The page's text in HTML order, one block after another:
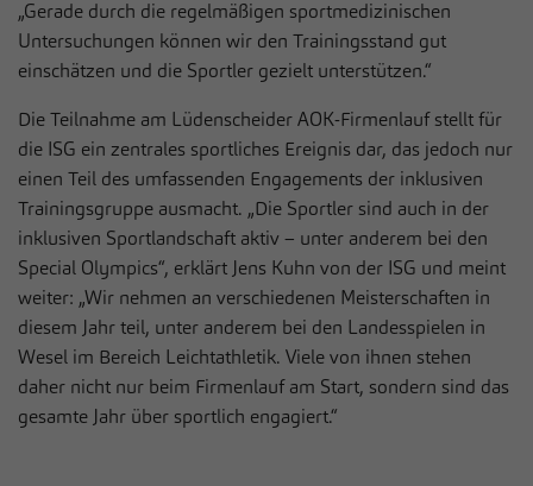
„Gerade durch die regelmäßigen sportmedizinischen
Untersuchungen können wir den Trainingsstand gut
einschätzen und die Sportler gezielt unterstützen.“
Die Teilnahme am Lüdenscheider AOK-Firmenlauf stellt für
die ISG ein zentrales sportliches Ereignis dar, das jedoch nur
einen Teil des umfassenden Engagements der inklusiven
Trainingsgruppe ausmacht. „Die Sportler sind auch in der
inklusiven Sportlandschaft aktiv – unter anderem bei den
Special Olympics“, erklärt Jens Kuhn von der ISG und meint
weiter: „Wir nehmen an verschiedenen Meisterschaften in
diesem Jahr teil, unter anderem bei den Landesspielen in
Wesel im Bereich Leichtathletik. Viele von ihnen stehen
daher nicht nur beim Firmenlauf am Start, sondern sind das
gesamte Jahr über sportlich engagiert.“
Laufzeit 1 Jahr
Zweck
Cookie-Einstellungen für diese Website zu
speichern.
Name fe_typo_user / PHPSESSID
Anbieter Sportklinik Hellersen
Laufzeit Session
Dieses Cookie ist ein Standard-Session-
Cookie von TYPO3. Es speichert im Falle
Live-Chat
Auf unserer Webseite nutzen wir den Zendesk-Chat, eine Live-
Chat-Software des US-Unternehmens Zendesk Inc. In dieser
eingehen, bearbeitet und dokumentiert. Der Zendesk-Chat dient
dem Zweck einer direkten Kommunikation in Echtzeit
(sogenannter Live-Chat) mit Besuchern der eigenen Webseite.
Name __zlcmid
Anbieter Zendesk
Laufzeit 1 Jahr
Zweck
Authentifizierung des Widgets
Cookie-Informationen anzeigen
Statistiken
Statistik Cookies erfassen Informationen anonym. Diese
Informationen helfen uns zu verstehen, wie unsere Besucher
unsere Website nutzen.
Name _pk_*.*
Cookie-Informationen anzeigen